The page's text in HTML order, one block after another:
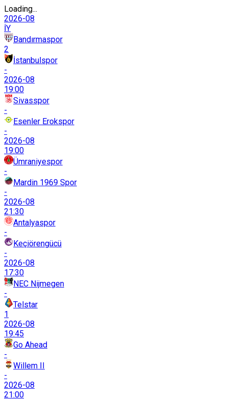
Loading...
2026-08
İY
Bandırmaspor
2
İstanbulspor
-
2026-08
19:00
Sivasspor
-
Esenler Erokspor
-
2026-08
19:00
Ümraniyespor
-
Mardin 1969 Spor
-
2026-08
21:30
Antalyaspor
-
Keçiörengücü
-
2026-08
17:30
NEC Nijmegen
-
Telstar
1
2026-08
19:45
Go Ahead
-
Willem II
-
2026-08
21:00